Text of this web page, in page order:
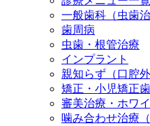
一般歯科（虫歯
歯周病
虫歯・根管治療
インプラント
親知らず（口腔外
矯正・小児矯正
審美治療・ホワ
噛み合わせ治療